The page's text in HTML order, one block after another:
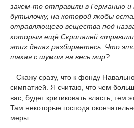
зачем-то отправили в Германию и
бутылочку, на которой якобы
отравляющего вещества под
которым ещё Скрипалей
этих делах разбираетесь. Что
такая с шумом на весь мир?
– Скажу сразу, что к фонду
симпатией. Я считаю, что чем
вас, будет критиковать власть, тем
Там некоторые господа
меры.